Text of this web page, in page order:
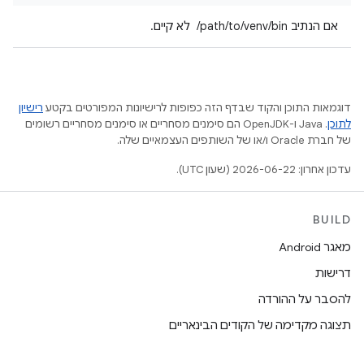
אם הנתיב ‎ /path/to/venv/bin לא קיים.
דוגמאות התוכן והקוד שבדף הזה כפופות לרישיונות המפורטים בקטע רישיון
לתוכן
.‏ Java ו-OpenJDK הם סימנים מסחריים או סימנים מסחריים רשומים
של חברת Oracle ו/או של השותפים העצמאיים שלה.
עדכון אחרון: 2026-06-22 (שעון UTC).
BUILD
מאגר Android
דרישות
להסבר על ההורדה
תצוגה מקדימה של הקודים הבינאריים